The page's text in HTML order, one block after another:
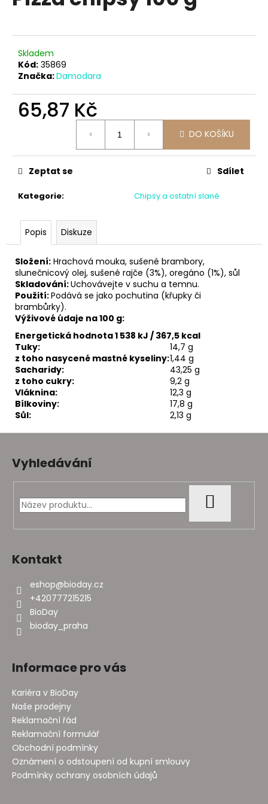
5
hvězdiček.
Skladem
Kód: 35869
Značka:Damodara
65,87 Kč
DO KOŠÍKU
Kategorie: Chipsy a ostatní slané
Zeptat se Sdílet
Popis Diskuze
Složení: Hrachová mouka, sušené brambory,
slunečnicový olej, sušené rajče (3%), oregáno (1%), sůl
Skladování:Uchovávejte v suchu a temnu.
Použití:Podává se jako pochutina (křupky či
brambůrky).
Výživové údaje na 100 g:
Energetická hodnota 1 538 kJ / 367,5 kcal
Tuky:
14,7 g
z toho nasycené mastné kyseliny:1,44 g
Sacharidy:
43,25 g
z toho cukry:
9,2 g
Vláknina:
12,3 g
Bílkoviny:
17,8 g
Sůl:
2,13 g
j
?
HLEDAT
D
o
r
u
č
u
e
m
e
Z
Vyhledávání
Kontakt
eshop@bioday.cz
+420777215215
BioDay
bioday_praha
Informace pro vás
Kariéra v BioDay
Naše prodejny
Reklamační řád
Reklamační formulář
Obchodní podmínky
Oznámení o odstoupení od kupní smlouvy
Podmínky ochrany osobních údajů